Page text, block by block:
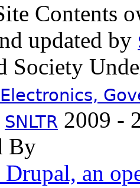
Contents
updated by
Society
SNLTR 2009 -
By